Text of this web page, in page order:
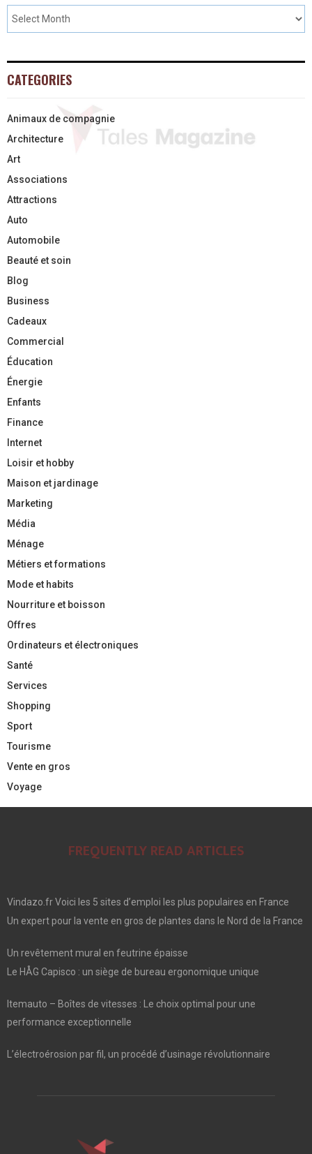
CATEGORIES
Animaux de compagnie
Architecture
Art
Associations
Attractions
Auto
Automobile
Beauté et soin
Blog
Business
Cadeaux
Commercial
Éducation
Énergie
Enfants
Finance
Internet
Loisir et hobby
Maison et jardinage
Marketing
Média
Ménage
Métiers et formations
Mode et habits
Nourriture et boisson
Offres
Ordinateurs et électroniques
Santé
Services
Shopping
Sport
Tourisme
Vente en gros
Voyage
FREQUENTLY READ ARTICLES
Vindazo.fr Voici les 5 sites d’emploi les plus populaires en France
Un expert pour la vente en gros de plantes dans le Nord de la France
Un revêtement mural en feutrine épaisse
Le HÅG Capisco : un siège de bureau ergonomique unique
Itemauto – Boîtes de vitesses : Le choix optimal pour une
performance exceptionnelle
L’électroérosion par fil, un procédé d’usinage révolutionnaire